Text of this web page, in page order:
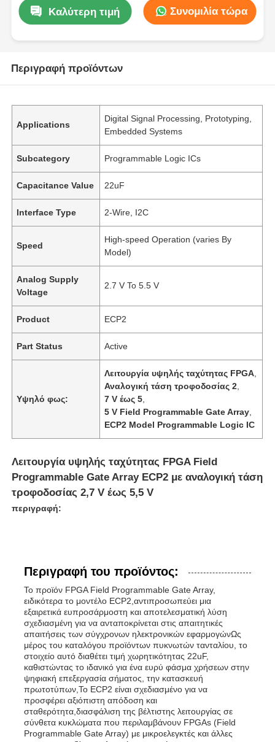
Καλύτερη τιμή Συνομιλία τώρα
Περιγραφή προϊόντων
Applications
Digital Signal Processing, Prototyping,
Embedded Systems
Subcategory Programmable Logic ICs
Capacitance Value 22uF
Interface Type 2-Wire, I2C
Speed
High-speed Operation (varies By
Model)
Analog Supply
Voltage
2.7 V To 5.5 V
Product ECP2
Part Status Active
Υψηλό φως:
Λειτουργία υψηλής ταχύτητας FPGA
Αναλογική τάση τροφοδοσίας 2
7 V έως 5
5 V Field Programmable Gate Array
ECP2 Model Programmable Logic IC
Λειτουργία υψηλής ταχύτητας FPGA Field
Programmable Gate Array ECP2 με αναλογική τάση
τροφοδοσίας 2,7 V έως 5,5 V
περιγραφή:
Περιγραφή του προϊόντος:
Το προϊόν FPGA Field Programmable Gate Array,
ειδικότερα το μοντέλο ECP2,αντιπροσωπεύει μια
εξαιρετικά ευπροσάρμοστη και αποτελεσματική λύση
σχεδιασμένη για να ανταποκρίνεται στις απαιτητικές
απαιτήσεις των σύγχρονων ηλεκτρονικών εφαρμογώνΩς
μέρος του καταλόγου προϊόντων πυκνωτών τανταλίου, το
στοιχείο αυτό διαθέτει τιμή χωρητικότητας 22uF,
καθιστώντας το ιδανικό για ένα ευρύ φάσμα χρήσεων στην
ψηφιακή επεξεργασία σήματος, την κατασκευή
πρωτοτύπων,Το ECP2 είναι σχεδιασμένο για να
προσφέρει αξιόπιστη απόδοση και
σταθερότητα,διασφάλιση της βέλτιστης λειτουργίας σε
σύνθετα κυκλώματα που περιλαμβάνουν FPGAs (Field
Programmable Gate Array) με μικροελεγκτές και άλλες